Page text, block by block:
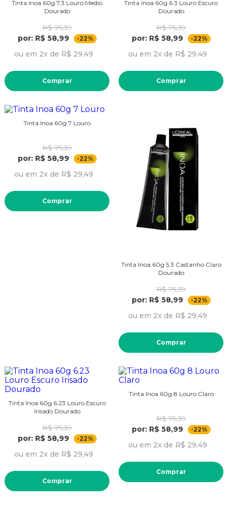
Tinta Inoa 60g 7.3 Louro Medio
Dourado
R$ 75,39
por: R$ 58,99
-22%
ou em 2x de R$ 29,49
Comprar
Tinta Inoa 60g 6.3 Louro Escuro
Dourado
R$ 75,39
por: R$ 58,99
-22%
ou em 2x de R$ 29,49
Comprar
Tinta Inoa 60g 7 Louro
R$ 75,39
por: R$ 58,99
-22%
ou em 2x de R$ 29,49
Comprar
Tinta Inoa 60g 5.3 Castanho Claro
Dourado
R$ 75,39
por: R$ 58,99
-22%
ou em 2x de R$ 29,49
Comprar
Tinta Inoa 60g 6.23 Louro Escuro
Irisado Dourado
R$ 75,39
por: R$ 58,99
-22%
ou em 2x de R$ 29,49
Comprar
Tinta Inoa 60g 8 Louro Claro
R$ 75,39
por: R$ 58,99
-22%
ou em 2x de R$ 29,49
Comprar